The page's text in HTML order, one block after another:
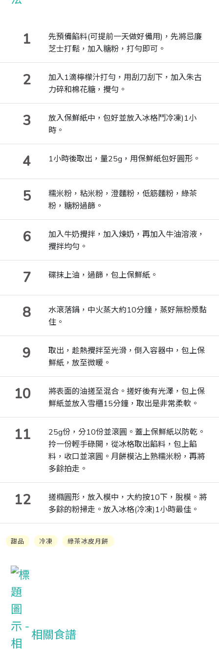
1
先預備餡料(可提前一天做好備用)，先將忌廉
芝士打鬆，加入糖粉，打勻即可。
2
加入1滴檸檬汁打勻，用刮刀刮下，加入朱古
力碎和棉花糖，攪勻。
3
放入保鮮紙中，包好並放入冰格鬥冷凍)1小
時。
4 1小時後取出，量25g，用保鮮紙包好圓形。
5
糯米粉，粘米粉，澄麵粉，低筋麵粉，綠茶
粉，糖粉過篩。
6
加入牛奶攪拌，加入煉奶，再加入牛油溶液，
攪拌均勻。
7 碟抹上油，過篩，包上保鮮紙。
8
水滾落鍋，中火蒸大約10分鐘，蒸好無粉漿黏
住。
9
取出，趁熱攪拌至光滑，倒入容器中，包上保
鮮紙，放至微暖。
10
將表面的油搓至混合。搓好後有光澤，包上保
鮮紙並放入雪櫃15分鐘，取出是非常柔軟。
11
25g份，分10份並滾圓。蓋上保鮮紙以防乾。
拎一份輕手碌開，從冰格取出餡料，包上餡
料，收口並滾圓。月餅模沾上熟糯米粉，再將
多餘拍走。
12
搓橢圓形，放入模中，大約按10下，脫模。將
多餘的粉掃走。放入冰格(冷凍)1小時最佳。
甜品 冷凍 綠茶冰皮月餅
相關食譜